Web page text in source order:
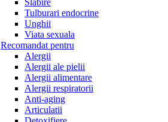
Slabire
Tulburari endocrine
Unghii
Viata sexuala
Recomandat pentru
Alergii
Alergii ale pielii
Alergii alimentare
Alergii respiratorii
Anti-aging
Articulatii